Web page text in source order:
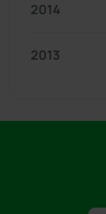
2014
2013